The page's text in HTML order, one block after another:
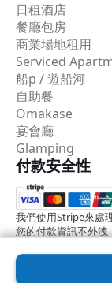
日租酒店
餐廳包房
商業場地租用
Serviced
船p / 遊船河
自助餐
Omakase
宴會廳
Glamping
付款安全性
我們使用Stripe來處
您的付款資訊不外洩
2026 © Common